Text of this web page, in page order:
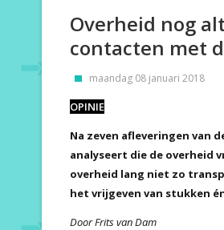
Overheid nog
contacten met
maandag 08 januari 2018
OPINIE
Na zeven afleveringen van
analyseert die de overheid
overheid lang niet zo
het vrijgeven van stukken
Door Frits van Dam